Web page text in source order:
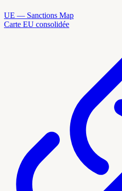
UE — Sanctions Map
Carte EU consolidée